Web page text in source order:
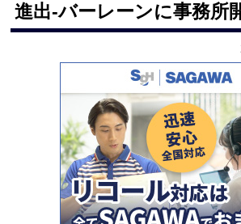
進出‐バーレーンに事務所